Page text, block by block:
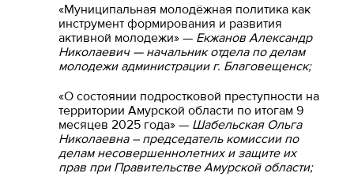
«Муниципальная молодёжная политика как
инструмент формирования и развития
активной молодежи» — Екжанов Александр
Николаевич — начальник отдела по делам
молодежи администрации г. Благовещенск;
«О состоянии подростковой преступности на
территории Амурской области по итогам 9
месяцев 2025 года» — Шабельская Ольга
Николаевна – председатель комиссии по
делам несовершеннолетних и защите их
прав при Правительстве Амурской области;